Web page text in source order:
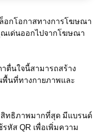
อกโอกาสทางการโฆษณา
เด่นออกไปจากโฆษณา
นใจนี้สามารถสร้าง
นที่ทางกายภาพและ
ทธิภาพมากที่สุด มีแบรนด์
หัส QR เพื่อเพิ่มความ